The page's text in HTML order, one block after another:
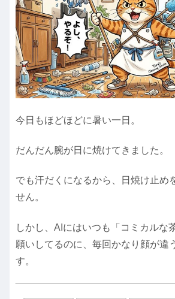
今日もほどほどに暑い一日。
だんだん腕が日に焼けてきました。
でも汗だくになるから、日焼け止め
せん。
しかし、AIにはいつも「コミカルな
願いしてるのに、毎回かなり顔が違
す。